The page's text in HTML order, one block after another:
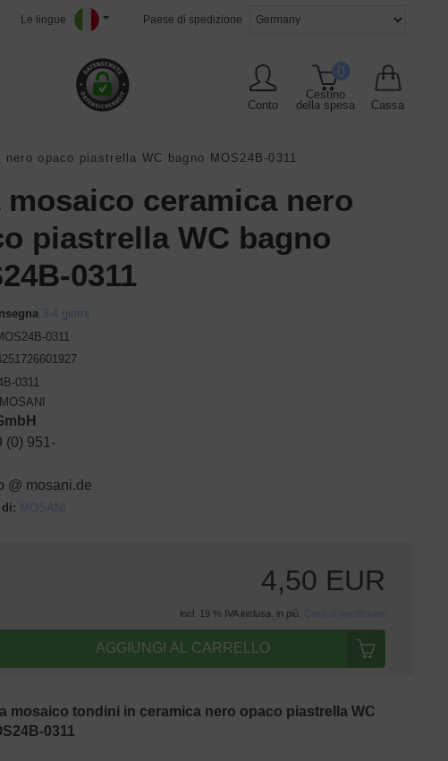
Le lingue Paese di spedizione
Conto
Cestino
della spesa
0
Cassa
opaco piastrella WC bagno MOS24B-0311
mosaico ceramica nero
piastrella WC bagno
0311
3-4 giorni
0311
0311
MOSANI
(0) 951-
@ mosani.de
MOSANI
4,50 EUR
incl. 19 % IVA inclusa. in più. Costi di spedizione
AGGIUNGI AL CARRELLO
mosaico tondini in ceramica nero opaco piastrella WC
0311